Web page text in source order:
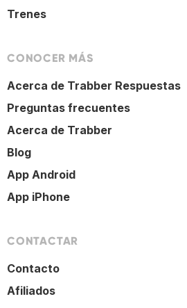
Trenes
CONOCER MÁS
Acerca de Trabber Respuestas
Preguntas frecuentes
Acerca de Trabber
Blog
App Android
App iPhone
CONTACTAR
Contacto
Afiliados